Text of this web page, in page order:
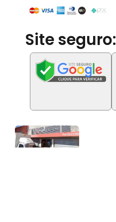
Site seguro: